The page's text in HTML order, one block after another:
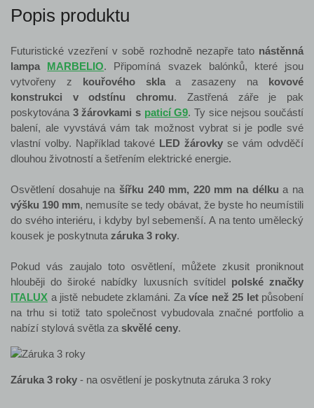
Popis produktu
Futuristické vzezření v sobě rozhodně nezapře tato nástěnná
lampa MARBELIO. Připomíná svazek balónků, které jsou
vytvořeny z kouřového sklaa zasazeny na kovové
konstrukci v odstínu chromu. Zastřená záře je pak
poskytována 3 žárovkami s paticí G9. Ty sice nejsou součástí
balení, ale vyvstává vám tak možnost vybrat si je podle své
vlastní volby. Například takové LED žárovky se vám odvděčí
dlouhou životností a šetřením elektrické energie.
Osvětlení dosahuje na šířku 240 mm, 220 mm na délku a na
výšku 190 mm, nemusíte se tedy obávat, že byste ho neumístili
do svého interiéru, i kdyby byl sebemenší. A na tento umělecký
kousek je poskytnuta záruka 3 roky.
Pokud vás zaujalo toto osvětlení, můžete zkusit proniknout
hlouběji do široké nabídky luxusních svítidel polské značky
ITALUX a jistě nebudete zklamáni. Za více než 25 let působení
na trhu si totiž tato společnost vybudovala značné portfolio a
nabízí stylová světla za skvělé ceny.
Záruka 3 roky - na osvětlení je poskytnuta záruka 3 roky